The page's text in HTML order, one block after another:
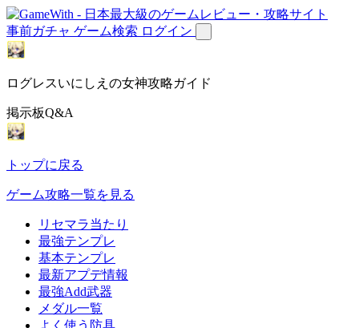
事前ガチャ ゲーム検索 ログイン
ログレスいにしえの女神攻略ガイド
掲示板Q&A
トップに戻る
ゲーム攻略一覧を見る
リセマラ当たり
最強テンプレ
基本テンプレ
最新アプデ情報
最強Add武器
メダル一覧
よく使う防具